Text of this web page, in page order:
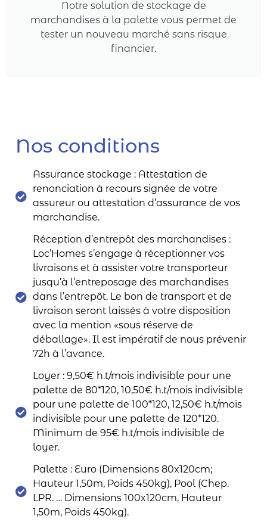
Notre solution de stockage de
marchandises à la palette vous permet de
tester un nouveau marché sans risque
financier.
Nos conditions
Assurance stockage : Attestation de
renonciation à recours signée de votre
assureur ou attestation d’assurance de vos
marchandise.
Réception d’entrepôt des marchandises :
Loc’Homes s’engage à réceptionner vos
livraisons et à assister votre transporteur
jusqu’à l’entreposage des marchandises
dans l’entrepôt. Le bon de transport et de
livraison seront laissés à votre disposition
avec la mention «sous réserve de
déballage». Il est impératif de nous prévenir
72h à l’avance.
Loyer : 9,50€ h.t/mois indivisible pour une
palette de 80*120, 10,50€ h.t/mois indivisible
pour une palette de 100*120, 12,50€ h.t/mois
indivisible pour une palette de 120*120.
Minimum de 95€ h.t/mois indivisible de
loyer.
Palette : Euro (Dimensions 80x120cm;
Hauteur 1,50m, Poids 450kg), Pool (Chep.
LPR. … Dimensions 100x120cm, Hauteur
1,50m, Poids 450kg).